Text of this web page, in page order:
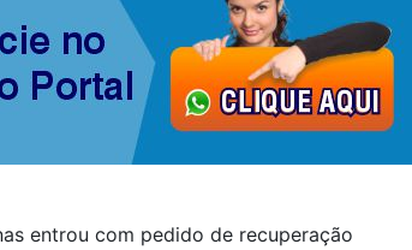
entrou com pedido de recuperação